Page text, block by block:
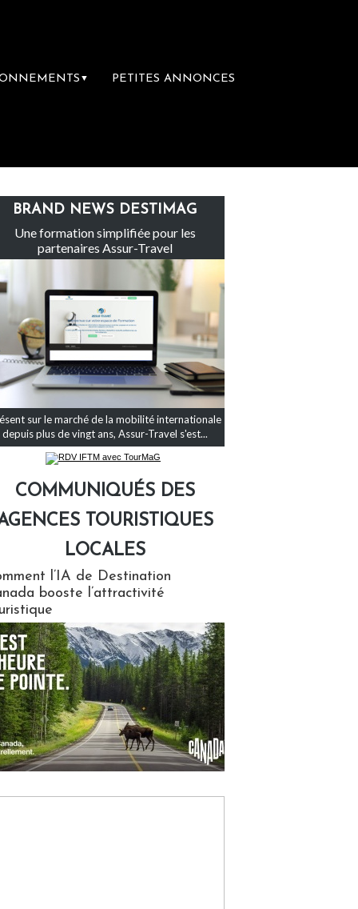
▼ PETITES ANNONCES
Le groupe Sainte-Claire rachète Eden Tour
BRAND NEWS DESTIMAG
Une formation simplifiée pour les
partenaires Assur-Travel
sur le marché de la mobilité internationale
depuis plus de vingt ans, Assur-Travel s'est...
COMMUNIQUÉS DES
TOURISTIQUES
LOCALES
l’IA de Destination
booste l’attractivité